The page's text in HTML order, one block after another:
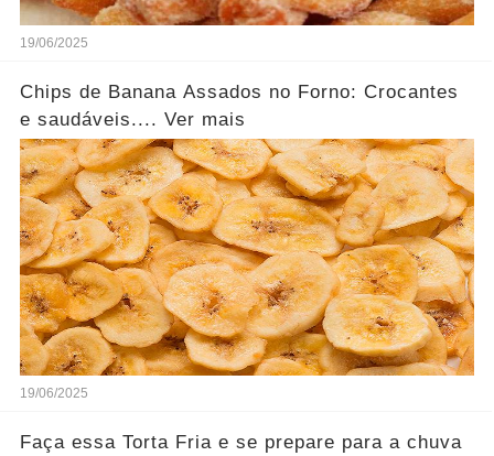
19/06/2025
Chips de Banana Assados no Forno: Crocantes
e saudáveis.... Ver mais
19/06/2025
Faça essa Torta Fria e se prepare para a chuva